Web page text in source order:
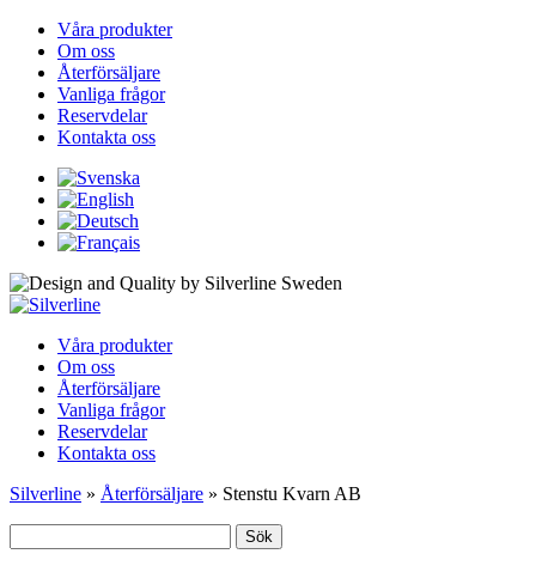
Våra produkter
Om oss
Återförsäljare
Vanliga frågor
Reservdelar
Kontakta oss
Våra produkter
Om oss
Återförsäljare
Vanliga frågor
Reservdelar
Kontakta oss
Silverline » Återförsäljare » Stenstu Kvarn AB
efter:
Sök